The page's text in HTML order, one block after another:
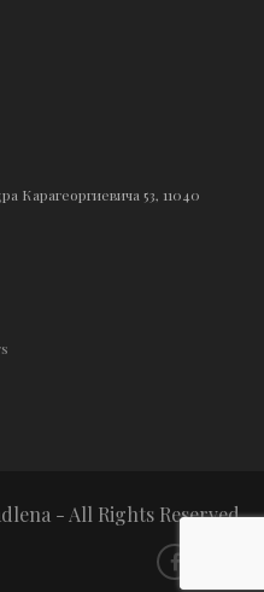
Карагеоргиевича 53, 11040
- All Rights Reserved